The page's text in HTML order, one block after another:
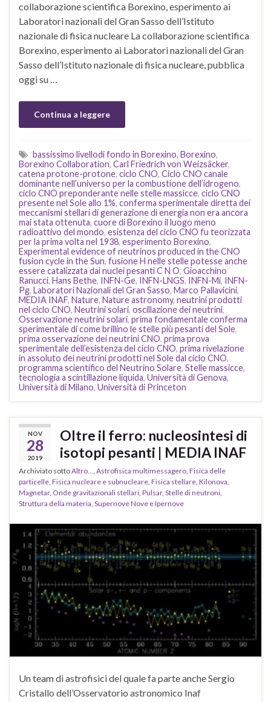
collaborazione scientifica Borexino, esperimento ai
Laboratori nazionali del Gran Sasso dell’Istituto
nazionale di fisica nucleare La collaborazione scientifica
Borexino, esperimento ai Laboratori nazionali del Gran
Sasso dell’Istituto nazionale di fisica nucleare, pubblica
oggi su …
Continua a leggere
bassissimo livellodi fondo in Borexino, Borexino,
Borexino Collaboration, Carl Friedrich von Weizsäcker,
catena protone-protone, ciclo CNO, Ciclo CNO canale
dominante nell’universo per la combustione dell’idrogeno,
ciclo CNO preponderante nelle stelle massicce, ciclo CNO
presente nel Sole allo 1%, conferma sperimentale diretta dei
meccanismi stellari di generazione di energia non era ancora
mai stata ottenuta, cuore di Borexino il luogo meno
radioattivo del mondo, esistenza del ciclo CNO fu teorizzata
per la prima volta nel 1938, esperimento Borexino,
Experimental evidence of neutrinos produced in the CNO
fusion cycle in the Sun, fusione H nelle stelle potesse anche
essere catalizzata dai nuclei pesanti C N O, Gioacchino
Ranucci, Hans Bethe, INFN-Ge, INFN-LNGS, INFN-Mi, INFN-
Pg, Laboratori Nazionali del Gran Sasso, Marco Pallavicini,
MEDIA INAF, Nature, Nature astronomy, neutrini prodotti
nel ciclo CNO, Neutrini solari, oscillazione dei neutrini,
Osservazione neutrini solari, prima fondamentale conferma
sperimentale di come brillino le stelle più pesanti del Sole,
prima osservazione dei neutrini CNO, prima prova
sperimentale dell’esistenza del ciclo CNO, prima rivelazione
in assoluto dei neutrini prodotti nel Sole dal ciclo CNO,
programma scientifico del Neutrino Solare, Stelle massicce,
tecnologia a scintillazione liquida, Università di Genova,
Università di Milano, Università di Princeton
NOV
28
2019
Oltre il ferro: nucleosintesi di
isotopi pesanti | MEDIA INAF
Archiviato sottoAltro..., Astrofisica multimessagero, Fisica delle
particelle, Fisica nucleare e subnucleare, Fisica stellare, Kilonova,
Magnetar, Onde gravitazionali stellari, Pulsar, Stelle di neutroni,
Struttura della materia, Supernove Nove e Ipernove
Un team di astrofisici del quale fa parte anche Sergio
Cristallo dell’Osservatorio astronomico Inaf